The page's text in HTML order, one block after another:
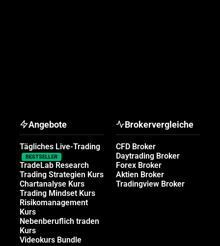
Angebote
Tägliches Live-Trading
BESTSELLER
TradeLab Research
Trading Strategien Kurs
Chartanalyse Kurs
Trading Mindset Kurs
Risikomanagement
Kurs
Nebenberuflich traden
Kurs
Videokurs Bundle
Brokervergleiche
CFD Broker
Daytrading Broker
Forex Broker
Aktien Broker
Tradingview Broker